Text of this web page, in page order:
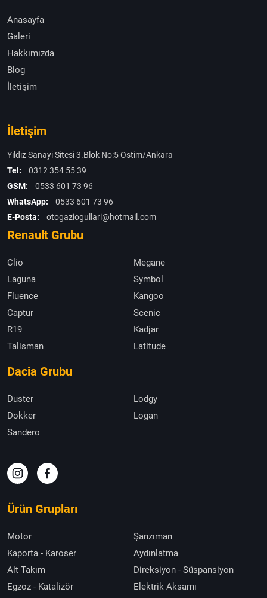
Anasayfa
Galeri
Hakkımızda
Blog
İletişim
İletişim
Yıldız Sanayi Sitesi 3.Blok No:5 Ostim/Ankara
Tel:
0312 354 55 39
GSM:
0533 601 73 96
WhatsApp:
0533 601 73 96
E-Posta:
otogaziogullari@hotmail.com
Renault Grubu
Clio
Megane
Laguna
Symbol
Fluence
Kangoo
Captur
Scenic
R19
Kadjar
Talisman
Latitude
Dacia Grubu
Duster
Lodgy
Dokker
Logan
Sandero
Ürün Grupları
Motor
Şanzıman
Kaporta - Karoser
Aydınlatma
Alt Takım
Direksiyon - Süspansiyon
Egzoz - Katalizör
Elektrik Aksamı